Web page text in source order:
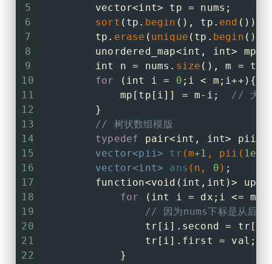
5
6
7
8
9
10
11
12
13
14
15
16
17
18
19
20
21
22
        vector<
int> tp = nums;
sort (tp. begin (), tp. end ());
        tp.
erase ( unique (tp. begin (),
        unordered_map<
int , int> mp;
int
n = nums. size (), m = tp.
for ( int i = 0 ;i < m;i++){
            mp[tp[i]] = m-i;
// 大小
        }
// 树状数组模版
typedef pair<int , int> pii;
vector<pii> tr (m+1 , pii( 1e9
vector<int> ans (n, 0 ) ;
        function<
void ( int , int )> upd
for ( int
i = dx;i <=
// 因为nums下标是从后往
tr[i].second =
                tr[i].first = val;
            }